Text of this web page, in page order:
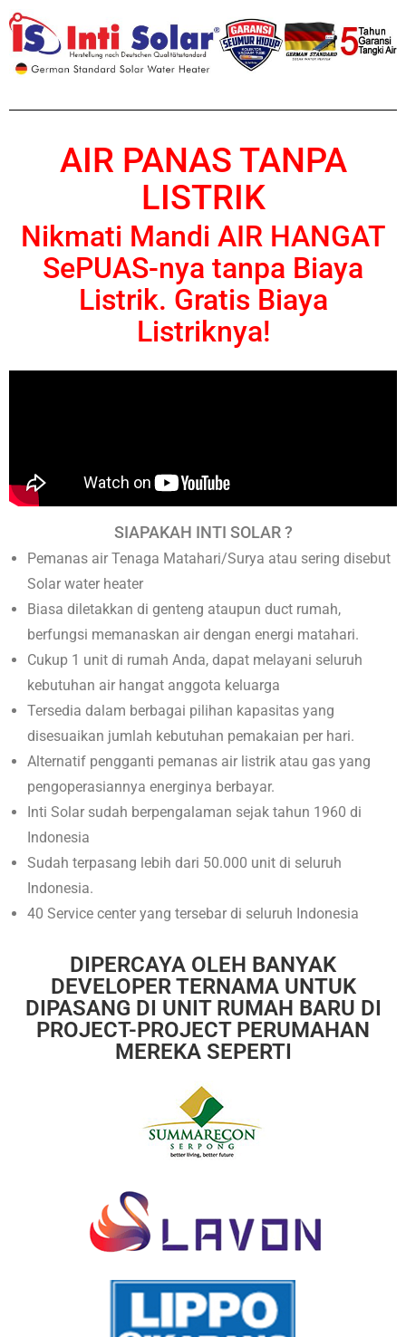
AIR PANAS TANPA
LISTRIK
Nikmati Mandi AIR HANGAT
SePUAS-nya tanpa Biaya
Listrik. Gratis Biaya
Listriknya!
SIAPAKAH INTI SOLAR ?
Pemanas air Tenaga Matahari/Surya atau sering disebut
Solar water heater
Biasa diletakkan di genteng ataupun duct rumah,
berfungsi memanaskan air dengan energi matahari.
Cukup 1 unit di rumah Anda, dapat melayani seluruh
kebutuhan air hangat anggota keluarga
Tersedia dalam berbagai pilihan kapasitas yang
disesuaikan jumlah kebutuhan pemakaian per hari.
Alternatif pengganti pemanas air listrik atau gas yang
pengoperasiannya energinya berbayar.
Inti Solar sudah berpengalaman sejak tahun 1960 di
Indonesia
Sudah terpasang lebih dari 50.000 unit di seluruh
Indonesia.
40 Service center yang tersebar di seluruh Indonesia
DIPERCAYA OLEH BANYAK
DEVELOPER TERNAMA UNTUK
DIPASANG DI UNIT RUMAH BARU DI
PROJECT-PROJECT PERUMAHAN
MEREKA SEPERTI